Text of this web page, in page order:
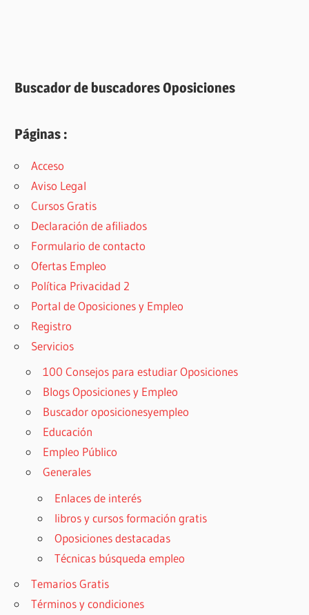
Buscador de buscadores Oposiciones
Páginas :
Acceso
Aviso Legal
Cursos Gratis
Declaración de afiliados
Formulario de contacto
Ofertas Empleo
Política Privacidad 2
Portal de Oposiciones y Empleo
Registro
Servicios
100 Consejos para estudiar Oposiciones
Blogs Oposiciones y Empleo
Buscador oposicionesyempleo
Educación
Empleo Público
Generales
Enlaces de interés
libros y cursos formación gratis
Oposiciones destacadas
Técnicas búsqueda empleo
Temarios Gratis
Términos y condiciones